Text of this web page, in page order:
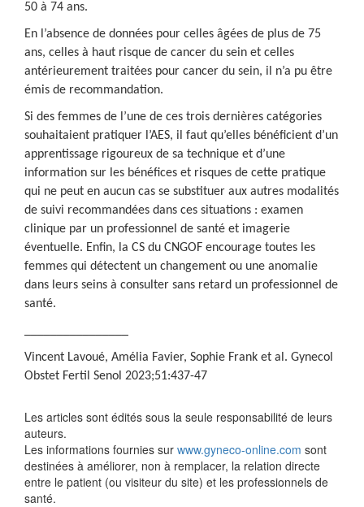
50 à 74 ans.
En l’absence de données pour celles âgées de plus de 75
ans, celles à haut risque de cancer du sein et celles
antérieurement traitées pour cancer du sein, il n’a pu être
émis de recommandation.
Si des femmes de l’une de ces trois dernières catégories
souhaitaient pratiquer l’AES, il faut qu’elles bénéficient d’un
apprentissage rigoureux de sa technique et d’une
information sur les bénéfices et risques de cette pratique
qui ne peut en aucun cas se substituer aux autres modalités
de suivi recommandées dans ces situations : examen
clinique par un professionnel de santé et imagerie
éventuelle. Enfin, la CS du CNGOF encourage toutes les
femmes qui détectent un changement ou une anomalie
dans leurs seins à consulter sans retard un professionnel de
santé.
Vincent Lavoué, Amélia Favier, Sophie Frank et al. Gynecol
Obstet Fertil Senol 2023;51:437-47
Les articles sont édités sous la seule responsabilité de leurs
auteurs.
Les informations fournies sur www.gyneco-online.com sont
destinées à améliorer, non à remplacer, la relation directe
entre le patient (ou visiteur du site) et les professionnels de
santé.